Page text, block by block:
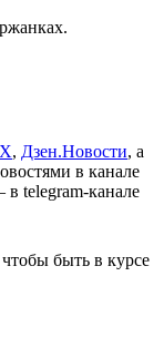
, Дзен.Новости, а
в канале
telegram-канале
быть в курсе